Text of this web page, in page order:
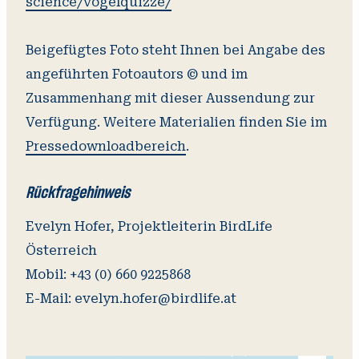
Beigefügtes Foto steht Ihnen bei Angabe des
angeführten Fotoautors © und im
Zusammenhang mit dieser Aussendung zur
Verfügung. Weitere Materialien finden Sie im
Pressedownloadbereich.
Rückfragehinweis
Evelyn Hofer, Projektleiterin BirdLife
Österreich
Mobil: +43 (0) 660 9225868
E-Mail: evelyn.hofer@birdlife.at